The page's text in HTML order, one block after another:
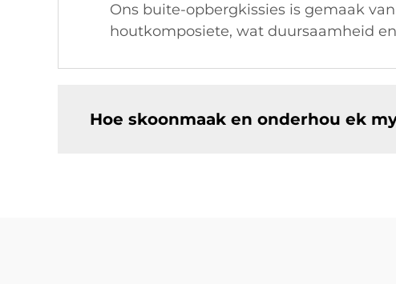
Ons buite-opbergkissies is gemaak
houtkomposiete, wat duursaamheid
Hoe skoonmaak en onderhou ek